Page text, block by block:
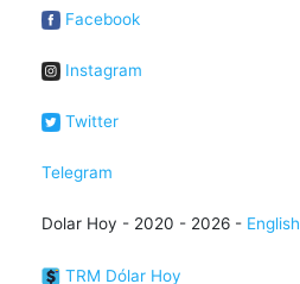
Facebook
Instagram
Twitter
Telegram
Dolar Hoy - 2020 - 2026 - English
TRM Dólar Hoy